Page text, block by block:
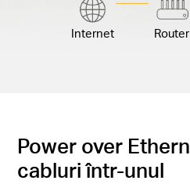
Internet Router
Power over
cabluri într-unul